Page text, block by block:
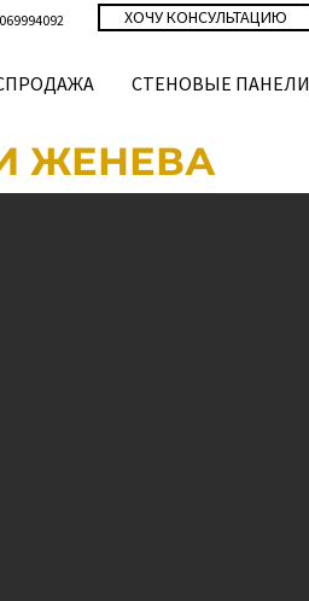
ХОЧУ КОНСУЛЬТАЦИЮ
СТЕНОВЫЕ ПАНЕЛИ
ЖЕНЕВА